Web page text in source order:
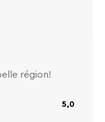
région!
5,0